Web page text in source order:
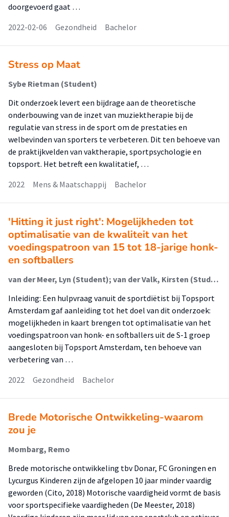
doorgevoerd gaat …
2022-02-06
Gezondheid Bachelor
Stress op Maat
Sybe Rietman (Student)
Dit onderzoek levert een bijdrage aan de theoretische
onderbouwing van de inzet van muziektherapie bij de
regulatie van stress in de sport om de prestaties en
welbevinden van sporters te verbeteren. Dit ten behoeve van
de praktijkvelden van vaktherapie, sportpsychologie en
topsport. Het betreft een kwalitatief, …
2022
Mens & Maatschappij Bachelor
'Hitting it just right': Mogelijkheden tot
optimalisatie van de kwaliteit van het
voedingspatroon van 15 tot 18-jarige honk-
en softballers
van der Meer, Lyn (Student); van der Valk, Kirsten (Student); Traa, Arno
Inleiding: Een hulpvraag vanuit de sportdiëtist bij Topsport
Amsterdam gaf aanleiding tot het doel van dit onderzoek:
mogelijkheden in kaart brengen tot optimalisatie van het
voedingspatroon van honk- en softballers uit de S-1 groep
aangesloten bij Topsport Amsterdam, ten behoeve van
verbetering van …
2022
Gezondheid Bachelor
Brede Motorische Ontwikkeling-waarom
zou je
Mombarg, Remo
Brede motorische ontwikkeling tbv Donar, FC Groningen en
Lycurgus Kinderen zijn de afgelopen 10 jaar minder vaardig
geworden (Cito, 2018) Motorische vaardigheid vormt de basis
voor sportspecifieke vaardigheden (De Meester, 2018)